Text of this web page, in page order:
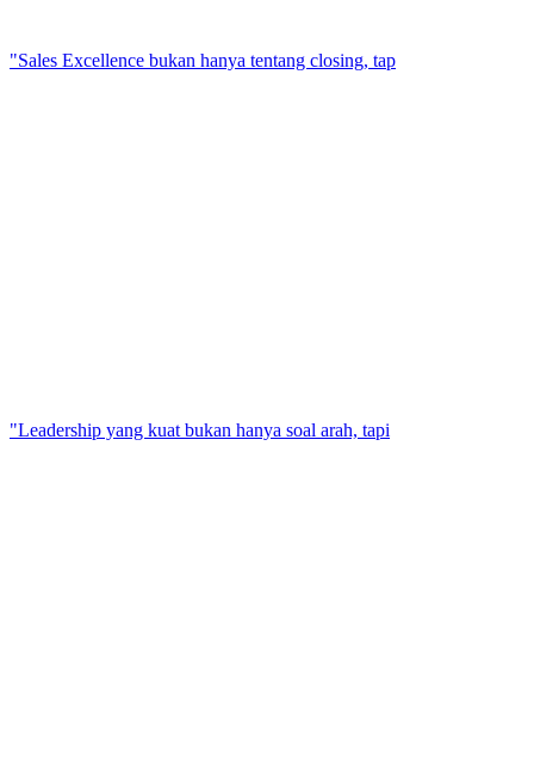
"Sales Excellence bukan hanya tentang closing, tap
"Leadership yang kuat bukan hanya soal arah, tapi